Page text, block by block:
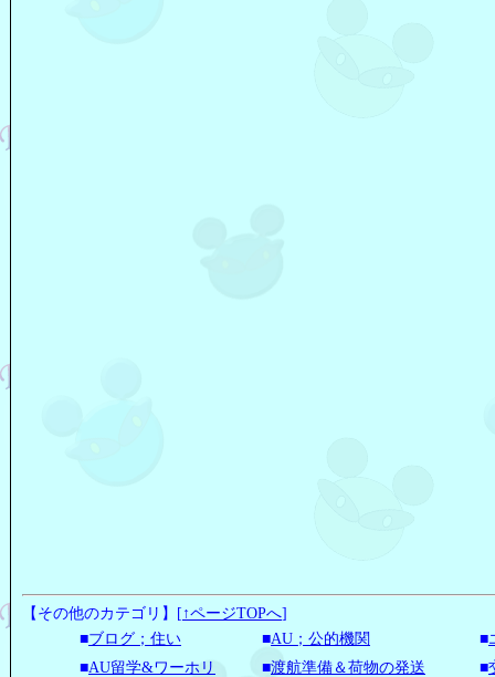
【その他のカテゴリ】 [ ↑ページTOPへ]
■ブログ；住い ■AU；公的機関 ■
■AU留学&ワーホリ ■渡航準備＆荷物の発送 ■